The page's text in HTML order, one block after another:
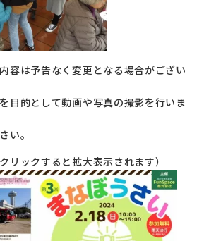
容は予告なく変更となる場合がござい
目的として動画や写真の撮影を行いま
い。
リックすると拡大表示されます）